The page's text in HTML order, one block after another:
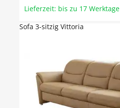
Lieferzeit: bis zu 17 Werktage
Sofa 3-sitzig Vittoria